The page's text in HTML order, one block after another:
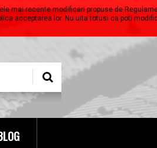
prezentari despre tot ce se
recente modificari propuse de
acceptarea lor. Nu uita totusi ca poti